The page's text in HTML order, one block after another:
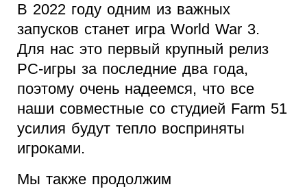
В 2022 году одним из важных
запусков станет игра World War 3.
Для нас это первый крупный релиз
PC-игры за последние два года,
поэтому очень надеемся, что все
наши совместные со студией Farm 51
усилия будут тепло восприняты
игроками.
Мы также продолжим